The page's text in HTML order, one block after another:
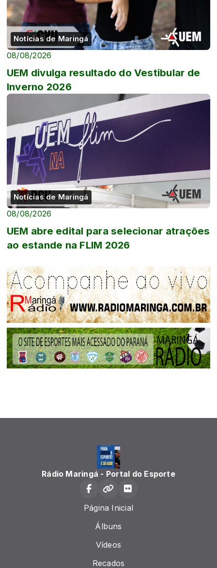
Notícias de Maringá
08/08/2026
UEM divulga resultado do Vestibular de
Inverno 2026
Notícias de Maringá
08/08/2026
UEM abre edital para selecionar atrações
ao estande na FLIM 2026
Rádio Maringá - Portal do Esporte
Página Inicial
Álbuns
Vídeos
Recados